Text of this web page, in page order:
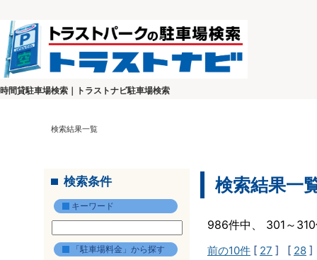
時間貸駐車場検索｜トラストナビ駐車場検索
検索結果一覧
検索条件
キーワード
「駐車場料金」から探す
検索結果一
986件中、 301～
前の10件 [ 27 ] [ 28